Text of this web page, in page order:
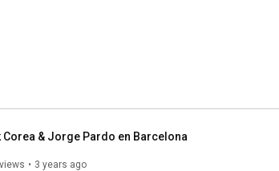
Corea & Jorge Pardo en Barcelona
3 years ago